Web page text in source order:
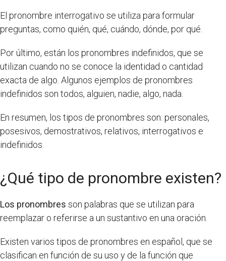
El pronombre interrogativo se utiliza para formular
preguntas, como quién, qué, cuándo, dónde, por qué.
Por último, están los pronombres indefinidos, que se
utilizan cuando no se conoce la identidad o cantidad
exacta de algo. Algunos ejemplos de pronombres
indefinidos son todos, alguien, nadie, algo, nada.
En resumen, los tipos de pronombres son: personales,
posesivos, demostrativos, relativos, interrogativos e
indefinidos.
¿Qué tipo de pronombre existen?
Los pronombres son palabras que se utilizan para
reemplazar o referirse a un sustantivo en una oración.
Existen varios tipos de pronombres en español, que se
clasifican en función de su uso y de la función que